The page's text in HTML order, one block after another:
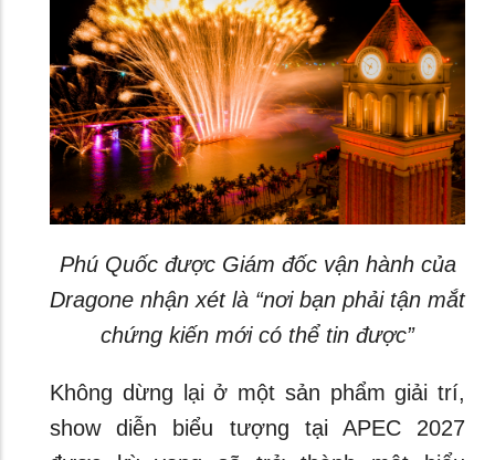
Phú Quốc được Giám đốc vận hành của
Dragone nhận xét là “nơi bạn phải tận mắt
chứng kiến mới có thể tin được”
Không dừng lại ở một sản phẩm giải trí,
show diễn biểu tượng tại APEC 2027